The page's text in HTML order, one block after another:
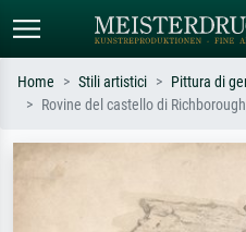
Impressionismo, onda di Hokusai,
nudo.
Home Stili artistici Pittura di
Rovine del castello di